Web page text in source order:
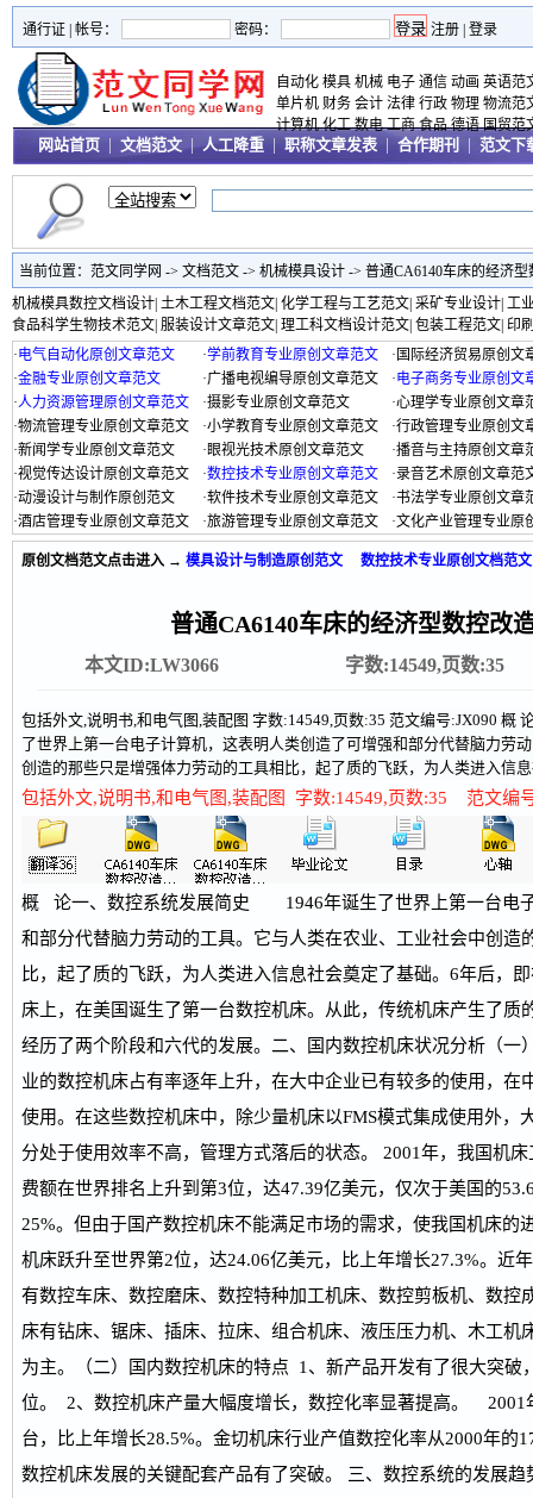
通行证 | 帐号： 密码： 注册 登录
自动化 模具 机械 电子 通信 动画 英语范
单片机 财务 会计 法律 行政 物理 物流范
计算机 化工 数电 工商 食品 德语 国贸范
网站首页 文档范文 | 人工降重 职称文章发表 合作期刊 范文下
当前位置： 范文同学网 -> 文档范文 -> 机械模具设计 -> 普通CA6140车床的经济
机械模具数控文档设计 土木工程文档范文 化学工程与工艺范文 采矿专业设计 工
食品科学生物技术范文 服装设计文章范文 理工科文档设计范文 包装工程范文 印
·电气自动化原创文章范文 ·学前教育专业原创文章范文 · 国际经济贸易原创文
·金融专业原创文章范文 ·广播电视编导原创文章范文 ·电子商务专业原创文
·人力资源管理原创文章范文 ·摄影专业原创文章范文 ·心理学专业原创文章
·物流管理专业原创文章范文 ·小学教育专业原创文章范文 ·行政管理专业原创文
·新闻学专业原创文章范文 ·眼视光技术原创文章范文 ·播音与主持原创文章
·视觉传达设计原创文章范文 ·数控技术专业原创文章范文 ·录音艺术原创文章范
·动漫设计与制作原创范文 ·软件技术专业原创文章范文 ·书法学专业原创文章
·酒店管理专业原创文章范文 ·旅游管理专业原创文章范文 ·文化产业管理专业原
原创文档范文点击进入 → 模具设计与制造原创范文 数控技术专业原创文档范文
普通CA6140车床的经济型数控改
本文ID:LW3066 字数:14549,页数:35
包括外文,说明书,和电气图,装配图 字数:14549,页数:35 范文编号:JX090
了世界上第一台电子计算机，这表明人类创造了可增强和部分代替脑力劳
创造的那些只是增强体力劳动的工具相比，起了质的飞跃，为人类进入信
包括外文,说明书,和电气图,装配图 字数:14549,页数:35 范文编
概 论一、数控系统发展简史 1946年诞生了世界上第一台电
和部分代替脑力劳动的工具。它与人类在农业、工业社会中创造
比，起了质的飞跃，为人类进入信息社会奠定了基础。6年后，
床上，在美国诞生了第一台数控机床。从此，传统机床产生了质
经历了两个阶段和六代的发展。二、国内数控机床状况分析（
业的数控机床占有率逐年上升，在大中企业已有较多的使用，在
使用。在这些数控机床中，除少量机床以FMS模式集成使用外，
分处于使用效率不高，管理方式落后的状态。 2001年，我国机
费额在世界排名上升到第3位，达47.39亿美元，仅次于美国的
25%。但由于国产数控机床不能满足市场的需求，使我国机床的
机床跃升至世界第2位，达24.06亿美元，比上年增长27.3%。近
有数控车床、数控磨床、数控特种加工机床、数控剪板机、数控
床有钻床、锯床、插床、拉床、组合机床、液压压力机、木工机
为主。（二）国内数控机床的特点 1、新产品开发有了很大突破
位。 2、数控机床产量大幅度增长，数控化率显著提高。 2001
台，比上年增长28.5%。金切机床行业产值数控化率从2000年的
数控机床发展的关键配套产品有了突破。 三、数控系统的发展